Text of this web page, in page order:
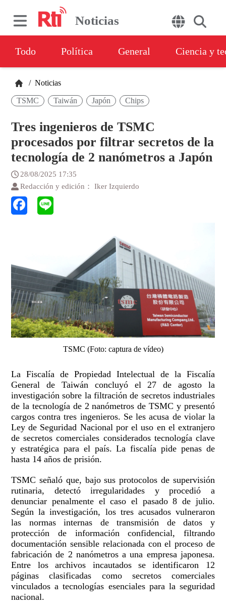
Noticias
Todo Política General Ciencia y
/ Noticias
TSMC Taiwán Japón Chips
Tres ingenieros de TSMC
procesados por filtrar secretos de la
tecnología de 2 nanómetros a Japón
28/08/2025 17:35
Redacción y edición： Iker Izquierdo
TSMC (Foto: captura de vídeo)
La Fiscalía de Propiedad Intelectual de la Fiscalía
General de Taiwán concluyó el 27 de agosto la
investigación sobre la filtración de secretos industriales
de la tecnología de 2 nanómetros de TSMC y presentó
cargos contra tres ingenieros. Se les acusa de violar la
Ley de Seguridad Nacional por el uso en el extranjero
de secretos comerciales considerados tecnología clave
y estratégica para el país. La fiscalía pide penas de
hasta 14 años de prisión.
TSMC señaló que, bajo sus protocolos de supervisión
rutinaria, detectó irregularidades y procedió a
denunciar penalmente el caso el pasado 8 de julio.
Según la investigación, los tres acusados vulneraron
las normas internas de transmisión de datos y
protección de información confidencial, filtrando
documentación sensible relacionada con el proceso de
fabricación de 2 nanómetros a una empresa japonesa.
Entre los archivos incautados se identificaron 12
páginas clasificadas como secretos comerciales
vinculados a tecnologías esenciales para la seguridad
nacional.